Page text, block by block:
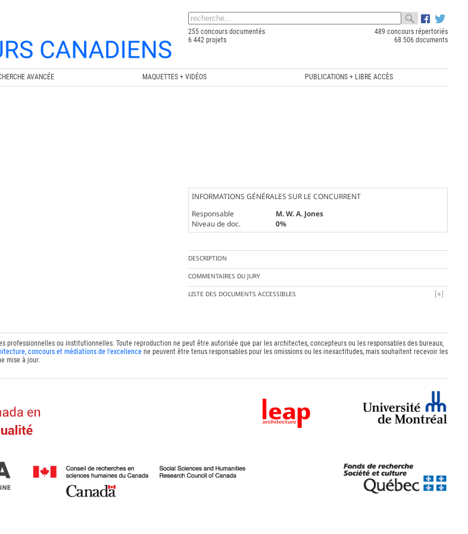
255 concours documentés
489 concours répertoriés
6 442 projets
68 506 documents
AVANCÉE MAQUETTES + VIDÉOS PUBLICATIONS + LIBRE ACCÈS
INFORMATIONS GÉNÉRALES SUR LE CONCURRENT
Responsable
M. W. A. Jones
Niveau de doc.
0%
DESCRIPTION
COMMENTAIRES DU JURY
LISTE DES DOCUMENTS ACCESSIBLES
professionnelles ou institutionnelles. Toute reproduction ne peut être autorisée que par les architectes, concepteurs ou les responsables des bureaux,
concours et médiations de l'excellencene peuvent être tenus responsables pour les omissions ou les inexactitudes, mais souhaitent recevoir les
mise à jour.